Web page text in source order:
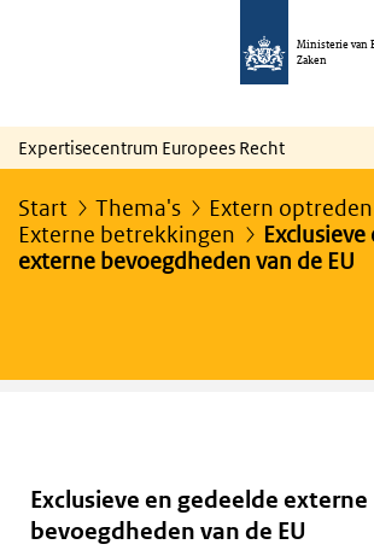
Ministerie van
Zaken
Expertisecentrum Europees Recht
Start Thema's
Extern
Externe betrekkingen
externe bevoegdheden van de EU
Exclusieve en gedeelde externe
bevoegdheden van de EU